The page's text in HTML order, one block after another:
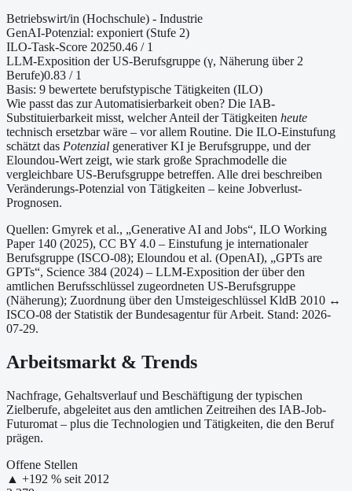
Betriebswirt/in (Hochschule) - Industrie
GenAI-Potenzial: exponiert (Stufe 2)
ILO-Task-Score 20250.46 / 1
LLM-Exposition der US-Berufsgruppe (γ, Näherung über 2
Berufe)0.83 / 1
Basis: 9 bewertete berufstypische Tätigkeiten (ILO)
Wie passt das zur Automatisierbarkeit oben? Die IAB-
Substituierbarkeit misst, welcher Anteil der Tätigkeiten heute
technisch ersetzbar wäre – vor allem Routine. Die ILO-Einstufung
schätzt das Potenzial generativer KI je Berufsgruppe, und der
Eloundou-Wert zeigt, wie stark große Sprachmodelle die
vergleichbare US-Berufsgruppe betreffen. Alle drei beschreiben
Veränderungs-Potenzial von Tätigkeiten – keine Jobverlust-
Prognosen.
Quellen: Gmyrek et al., „Generative AI and Jobs“, ILO Working
Paper 140 (2025), CC BY 4.0 – Einstufung je internationaler
Berufsgruppe (ISCO-08); Eloundou et al. (OpenAI), „GPTs are
GPTs“, Science 384 (2024) – LLM-Exposition der über den
amtlichen Berufsschlüssel zugeordneten US-Berufsgruppe
(Näherung); Zuordnung über den Umsteigeschlüssel KldB 2010 ↔
ISCO-08 der Statistik der Bundesagentur für Arbeit. Stand: 2026-
07-29.
Arbeitsmarkt & Trends
Nachfrage, Gehaltsverlauf und Beschäftigung der typischen
Zielberufe, abgeleitet aus den amtlichen Zeitreihen des IAB-Job-
Futuromat – plus die Technologien und Tätigkeiten, die den Beruf
prägen.
Offene Stellen
▲ +192 % seit 2012